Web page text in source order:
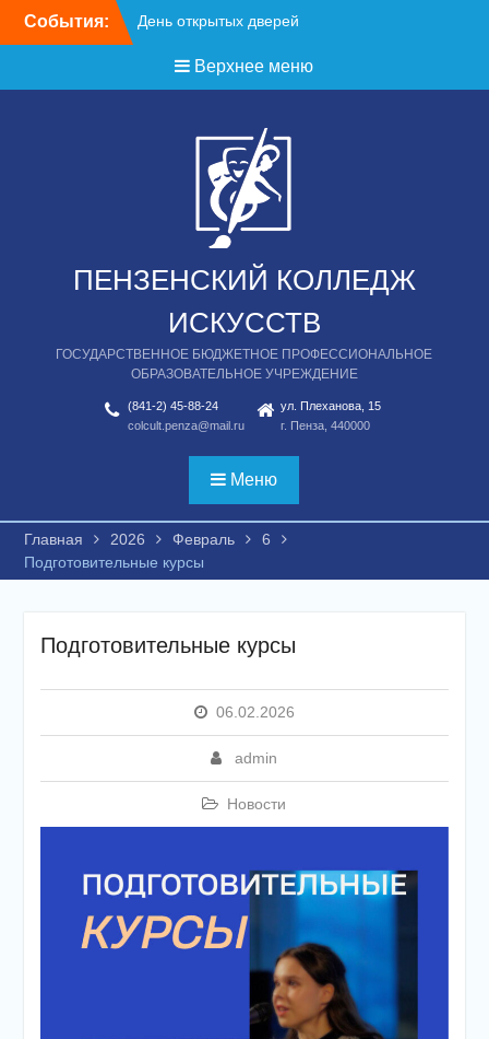
События: День открытых дверей
Верхнее меню
ПЕНЗЕНСКИЙ КОЛЛЕДЖ
ИСКУССТВ
ГОСУДАРСТВЕННОЕ БЮДЖЕТНОЕ ПРОФЕССИОНАЛЬНОЕ
ОБРАЗОВАТЕЛЬНОЕ УЧРЕЖДЕНИЕ
(841-2) 45-88-24
colcult.penza@mail.ru
ул. Плеханова, 15
г. Пенза, 440000
Меню
Главная 2026 Февраль
6
Подготовительные курсы
Подготовительные курсы
06.02.2026
admin
Новости